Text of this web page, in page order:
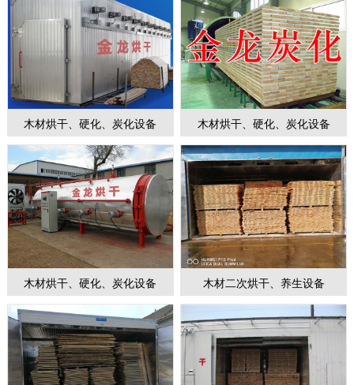
1 2 6 7
木材烘干、硬化、炭化设备 木材烘干、硬化、炭化设备
木材烘干、硬化、炭化设备 木材二次烘干、养生设备